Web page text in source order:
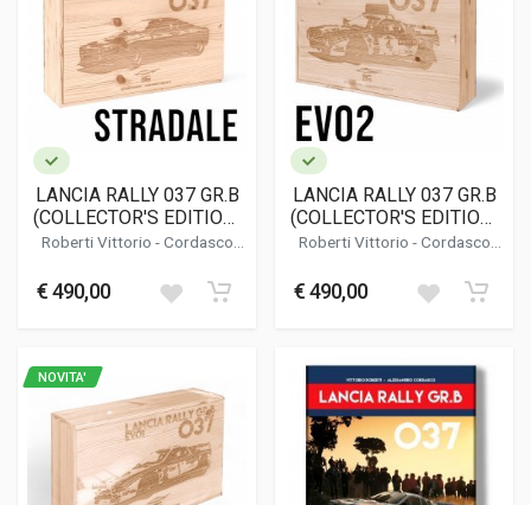
LANCIA RALLY 037 GR.B
(COLLECTOR'S EDITION)
- STRADALE
Roberti Vittorio -Cordasco
€ 490,00
LANCIA RALLY 037 GR.B
(COLLECTOR'S EDITION)
- EVO2
Roberti Vittorio -Cordasco
€ 490,00
NOVITA'